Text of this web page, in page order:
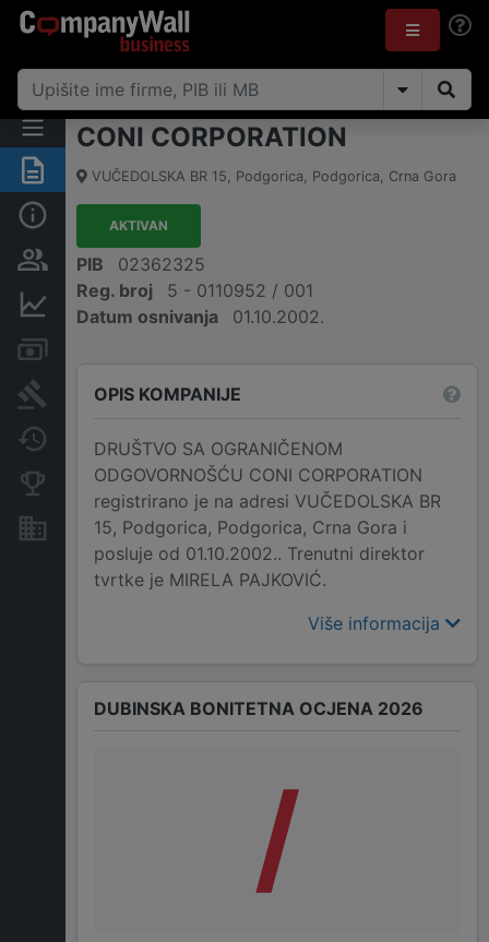
Sažetak
Osobe i vlasništvo
Finansijski podaci
Arhiva sudskih objava
Promjene
Konkurentne kompanije
Nekretnine i imovina
CONI CORPORATION
VUČEDOLSKA BR 15, Podgorica, Podgorica, Crna Gora
AKTIVAN
PIB
02362325
Reg. broj
5 - 0110952 / 001
Datum osnivanja
01.10.2002.
OPIS KOMPANIJE
DRUŠTVO SA OGRANIČENOM
ODGOVORNOŠĆU CONI CORPORATION
registrirano je na adresi VUČEDOLSKA BR
15, Podgorica, Podgorica, Crna Gora i
posluje od 01.10.2002.. Trenutni direktor
tvrtke je MIRELA PAJKOVIĆ.
Više informacija
DUBINSKA BONITETNA OCJENA 2026
/